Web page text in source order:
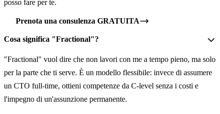
posso fare per te.
Prenota una consulenza GRATUITA
Cosa significa "Fractional"?
"Fractional" vuol dire che non lavori con me a tempo pieno, ma solo
per la parte che ti serve. È un modello flessibile: invece di assumere
un CTO full-time, ottieni competenze da C-level senza i costi e
l'impegno di un'assunzione permanente.